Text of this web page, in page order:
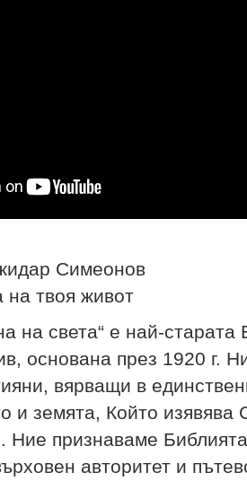
Симеонов
на твоя живот
на света“ е най-старата
основана през 1920 г.
вярващи в
и земята, Който
Ние признаваме
авторитет и